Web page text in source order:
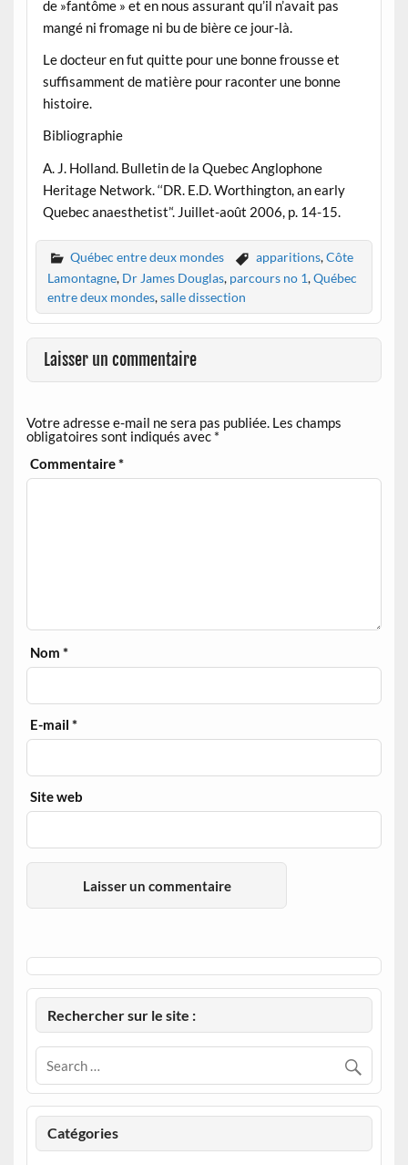
de »fantôme » et en nous assurant qu’il n’avait pas
mangé ni fromage ni bu de bière ce jour-là.
Le docteur en fut quitte pour une bonne frousse et
suffisamment de matière pour raconter une bonne
histoire.
Bibliographie
A. J. Holland. Bulletin de la Quebec Anglophone
Heritage Network. ‘‘DR. E.D. Worthington, an early
Quebec anaesthetist’‘. Juillet-août 2006, p. 14-15.
Québec entre deux mondes apparitions,Côte
Lamontagne, Dr James Douglas, parcours no 1,Québec
entre deux mondes,salle dissection
Laisser un commentaire
Votre adresse e-mail ne sera pas publiée. Les champs
obligatoires sont indiqués avec *
Commentaire*
Nom*
E-mail*
Site web
Rechercher sur le site :
Catégories